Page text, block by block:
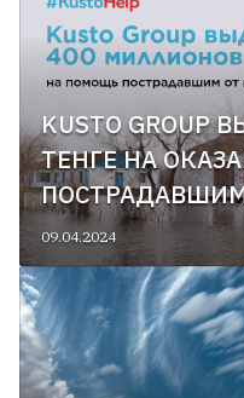
KUSTO
ТЕНГЕ НА
09.04.2024